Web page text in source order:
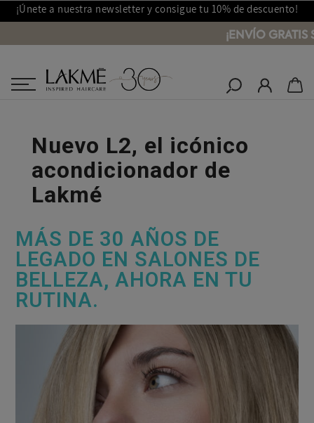
¡Únete a nuestra newsletter y consigue tu 10% de descuento!
¡ENVÍO GRATIS
Salones Lakmé
Inicio Nuevo L2, el icónico acondicionador de Lakmé
Nuevo L2, el icónico
acondicionador de
Lakmé
MÁS DE 30 AÑOS DE
LEGADO EN SALONES DE
BELLEZA, AHORA EN TU
RUTINA.